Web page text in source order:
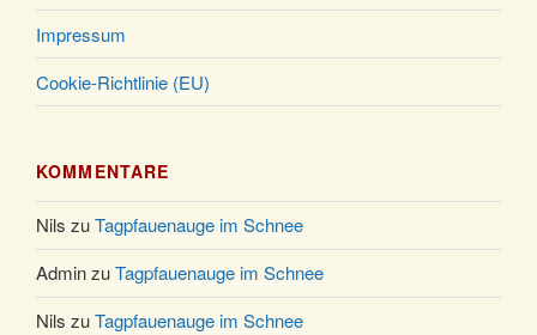
Impressum
Cookie-Richtlinie (EU)
KOMMENTARE
Nils zuTagpfauenauge im Schnee
AdminzuTagpfauenauge im Schnee
Nils zuTagpfauenauge im Schnee